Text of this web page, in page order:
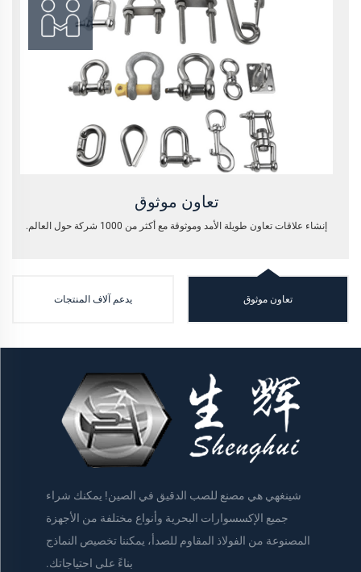
تعاون موثوق
إنشاء علاقات تعاون طويلة الأمد وموثوقة مع أكثر من 1000 شركة حول العالم.
تعاون موثوق يدعم آلاف المنتجات
شينغهي هي مصنع للصب الدقيق في الصين! يمكنك شراء
جميع الإكسسوارات البحرية وأنواع مختلفة من الأجهزة
المصنوعة من الفولاذ المقاوم للصدأ، يمكننا تخصيص النماذج
بناءً على احتياجاتك.